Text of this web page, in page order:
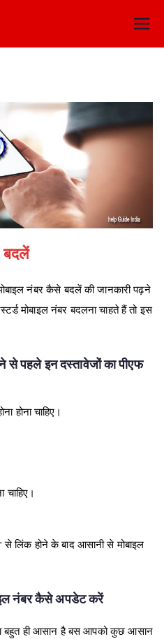
बदलें
नंबर कैसे बदलें की जानकारी पढ़ने
मोबाइल नंबर बदलना चाहते हैं तो इस
से पहले इन दस्तावेजों का पीएफ
होना चाहिए।
लिंक होने के बाद आसानी से मोबाइल
नंबर कैसे अपडेट करें
बहुत ही आसान है बस आपको कुछ आसान